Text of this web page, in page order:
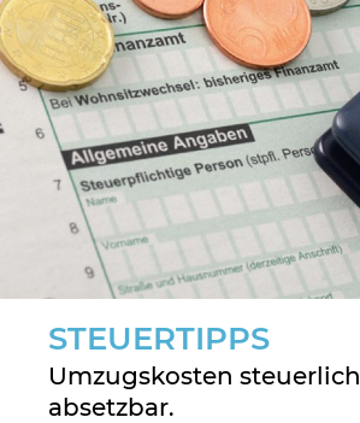
STEUERTIPPS
Umzugskosten steuerlich
absetzbar.